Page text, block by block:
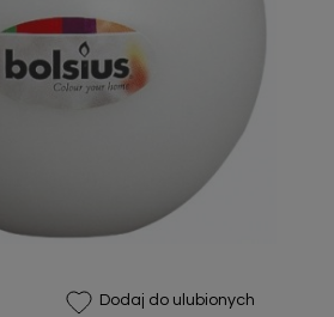
Dodaj do ulubionych